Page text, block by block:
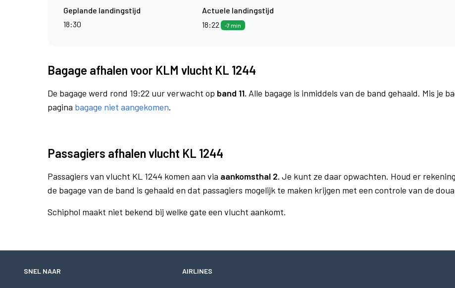
Geplande landingstijd
18:30
Actuele landingstijd
18:22
-7 min
Bagage afhalen voor KLM vlucht KL 1244
De bagage werd rond 19:22 uur verwacht op band 11. Alle bagage is inmiddels van de band gehaald. Mis je
pagina bagage niet aangekomen.
Passagiers afhalen vlucht KL 1244
Passagiers van vlucht KL 1244 komen aan via aankomsthal 2. Je kunt ze daar opwachten. Houd er
de bagage van de band is gehaald en dat passagiers mogelijk te maken krijgen met een controle van de
Schiphol maakt niet bekend bij welke gate een vlucht aankomt.
SNEL NAAR AIRLINES